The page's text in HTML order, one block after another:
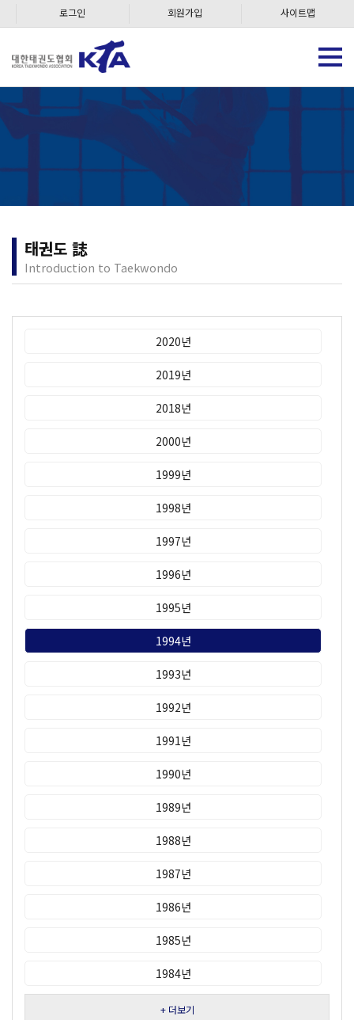
로그인 회원가입 사이트맵
태권도 誌
Introduction to Taekwondo
2020년
2019년
2018년
2000년
1999년
1998년
1997년
1996년
1995년
1994년
1993년
1992년
1991년
1990년
1989년
1988년
1987년
1986년
1985년
1984년
+ 더보기